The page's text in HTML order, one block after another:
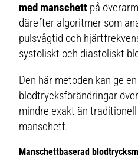
med manschett på
därefter algoritmer som
pulsvågtid och
systoliskt och diastoliskt
Den här metoden kan ge
blodtrycksförändringar
mindre exakt än
manschett.
Manschettbaserad